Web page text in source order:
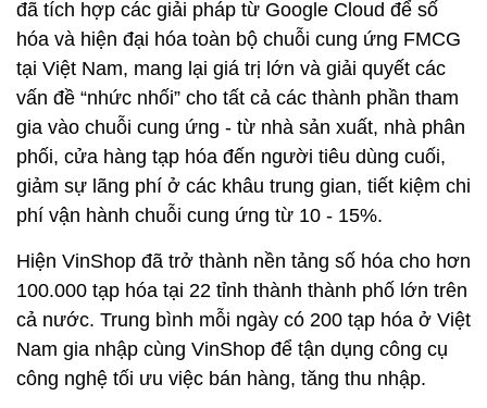
đã tích hợp các giải pháp từ Google Cloud để số
hóa và hiện đại hóa toàn bộ chuỗi cung ứng FMCG
tại Việt Nam, mang lại giá trị lớn và giải quyết các
vấn đề “nhức nhối” cho tất cả các thành phần tham
gia vào chuỗi cung ứng - từ nhà sản xuất, nhà phân
phối, cửa hàng tạp hóa đến người tiêu dùng cuối,
giảm sự lãng phí ở các khâu trung gian, tiết kiệm chi
phí vận hành chuỗi cung ứng từ 10 - 15%.
Hiện VinShop đã trở thành nền tảng số hóa cho hơn
100.000 tạp hóa tại 22 tỉnh thành thành phố lớn trên
cả nước. Trung bình mỗi ngày có 200 tạp hóa ở Việt
Nam gia nhập cùng VinShop để tận dụng công cụ
công nghệ tối ưu việc bán hàng, tăng thu nhập.